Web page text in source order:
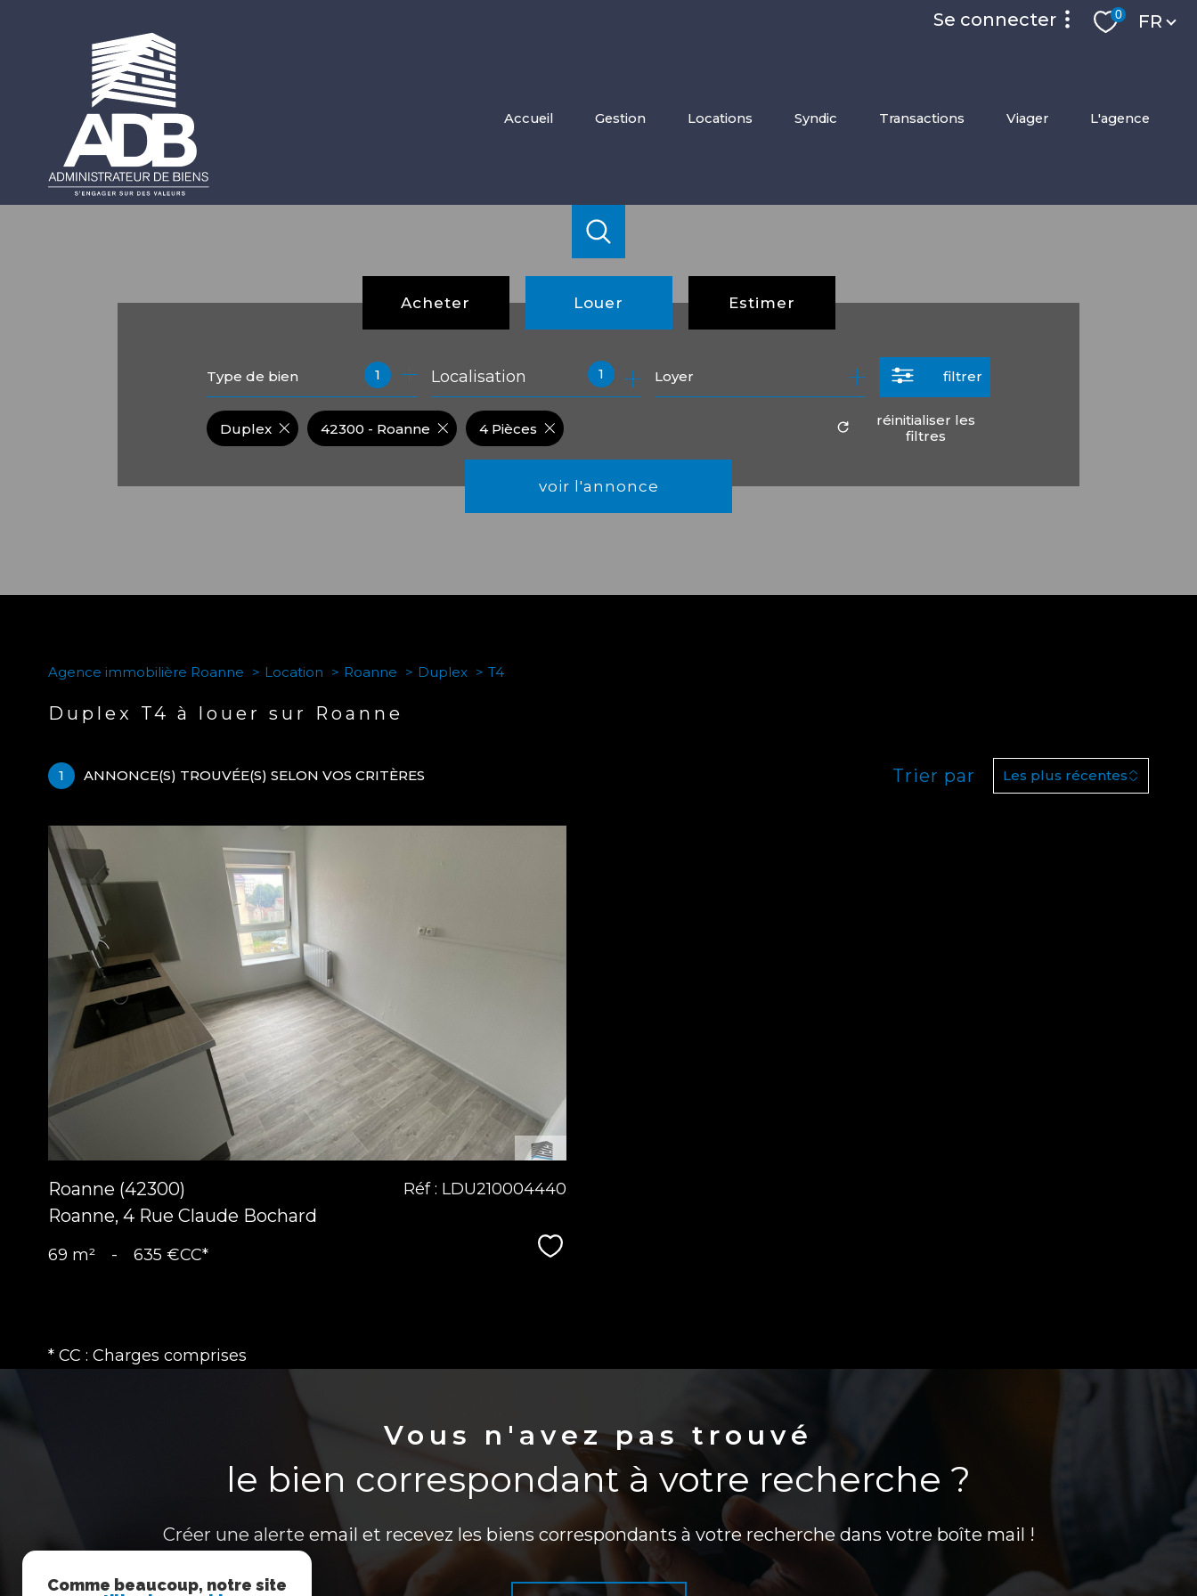
se connecter
espace locataire
0 Langue
FR
accueil gestion locations syndic transactions viager l'agence
Acheter
de l'ancien
Louer
à l'année
de l'immo pro
Estimer
Type de bien 1 1
Localisation Loyer filtrer
voir l'annonce
Duplex 42300 - Roanne 4 Pièces
réinitialiser les
filtres
Agence immobilière Roanne Location Roanne Duplex T4
Duplex T4 à louer sur Roanne
1 ANNONCE(S) TROUVÉE(S) SELON VOS CRITÈRES Trier par Les plus récentes
voir le
bien
Roanne (42300)
Roanne, 4 Rue Claude Bochard
Réf : LDU210004440
69 m² - 635 €CC* Sélectionner
* CC : Charges comprises
Vous n'avez pas trouvé
le bien correspondant à votre recherche ?
Créer une alerte email et recevez les biens correspondants à votre recherche dans votre boîte mail !
Comme beaucoup, notre site